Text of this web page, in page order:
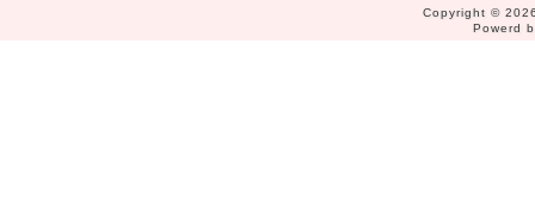
Copyright ©
Powerd